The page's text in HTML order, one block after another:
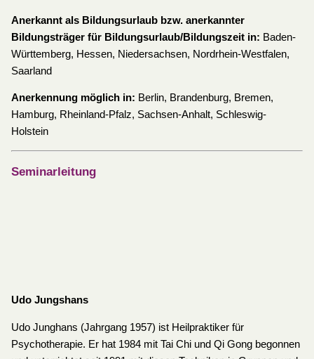
Anerkannt als Bildungsurlaub bzw. anerkannter
Bildungsträger für Bildungsurlaub/Bildungszeit in: Baden-
Württemberg, Hessen, Niedersachsen, Nordrhein-Westfalen,
Saarland
Anerkennung möglich in: Berlin, Brandenburg, Bremen,
Hamburg, Rheinland-Pfalz, Sachsen-Anhalt, Schleswig-
Holstein
Seminarleitung
Udo Jungshans
Udo Junghans (Jahrgang 1957) ist Heilpraktiker für
Psychotherapie. Er hat 1984 mit Tai Chi und Qi Gong begonnen